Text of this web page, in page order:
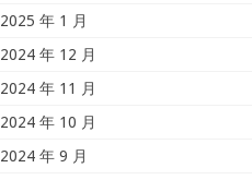
2025 年 1 月
2024 年 12 月
2024 年 11 月
2024 年 10 月
2024 年 9 月